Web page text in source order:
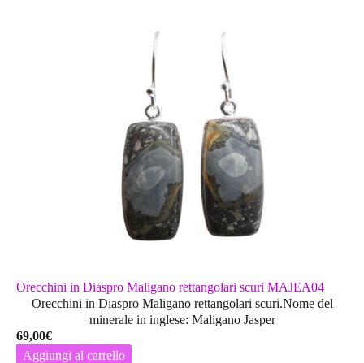
Orecchini in Diaspro Maligano rettangolari scuri MAJEA04
Orecchini in Diaspro Maligano rettangolari scuri.Nome del
minerale in inglese: Maligano Jasper
69,00€
Aggiungi al carrello